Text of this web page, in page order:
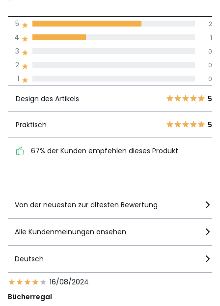
4,7
(3)
4
Design des
5
empfehlen dieses Produkt
1 0
2 0
3 0
4 1
5 2
Design des Artikels 5
Praktisch 5
67% der Kunden empfehlen dieses Produkt
Von der neuesten zur ältesten Bewertung
Alle Kundenmeinungen ansehen
Deutsch
16/08/2024
Bücherregal